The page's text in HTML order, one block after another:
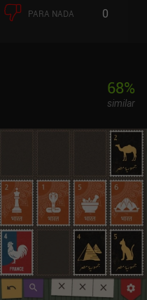
PARA NADA 0
68%
similar